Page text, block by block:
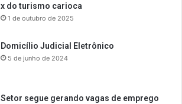
x do turismo carioca
1 de outubro de 2025
Domicílio Judicial Eletrônico
5 de junho de 2024
Setor segue gerando vagas de emprego